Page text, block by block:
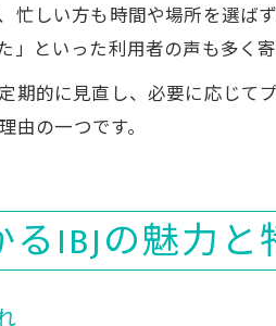
しい方も時間や場所を選ば
といった利用者の声も多く寄
的に見直し、必要に応じて
の一つです。
IBJの魅力と